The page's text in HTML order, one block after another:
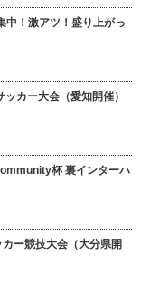
中！激アツ！盛り上がっ
カー大会（愛知開催）
杯 裏インターハ
ー競技大会（大分県開